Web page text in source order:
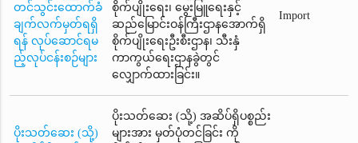
တင်သွင်းထောက်ခံ
ချက်လက်မှတ်ရရှိ
ရန် လုပ်ဆောင်ရမ
ည့်လုပ်ငန်းစဉ်များ
စိုက်ပျိုးရေး၊ မွေးမြူရေးနှင့်
ဆည်မြောင်းဝန်ကြီးဌာနအောက်ရှိ
စိုက်ပျိုးရေးဦးစီးဌာန၊ သီးနှံ
ကာကွယ်ရေးဌာနခွဲတွင်
လျှောက်ထားခြင်း။
Import
ပိုးသတ်ဆေး (သို့)
ပိုးသတ်ဆေး (သို့) အဆိပ်ရှိပစ္စည်း
များအား မှတ်ပုံတင်ခြင်း ကို